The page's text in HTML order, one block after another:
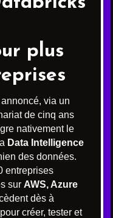
plus
via un
de cinq ans
nativement le
Data Intelligence
des données.
entreprises
sur AWS, Azure
dès à
créer, tester et